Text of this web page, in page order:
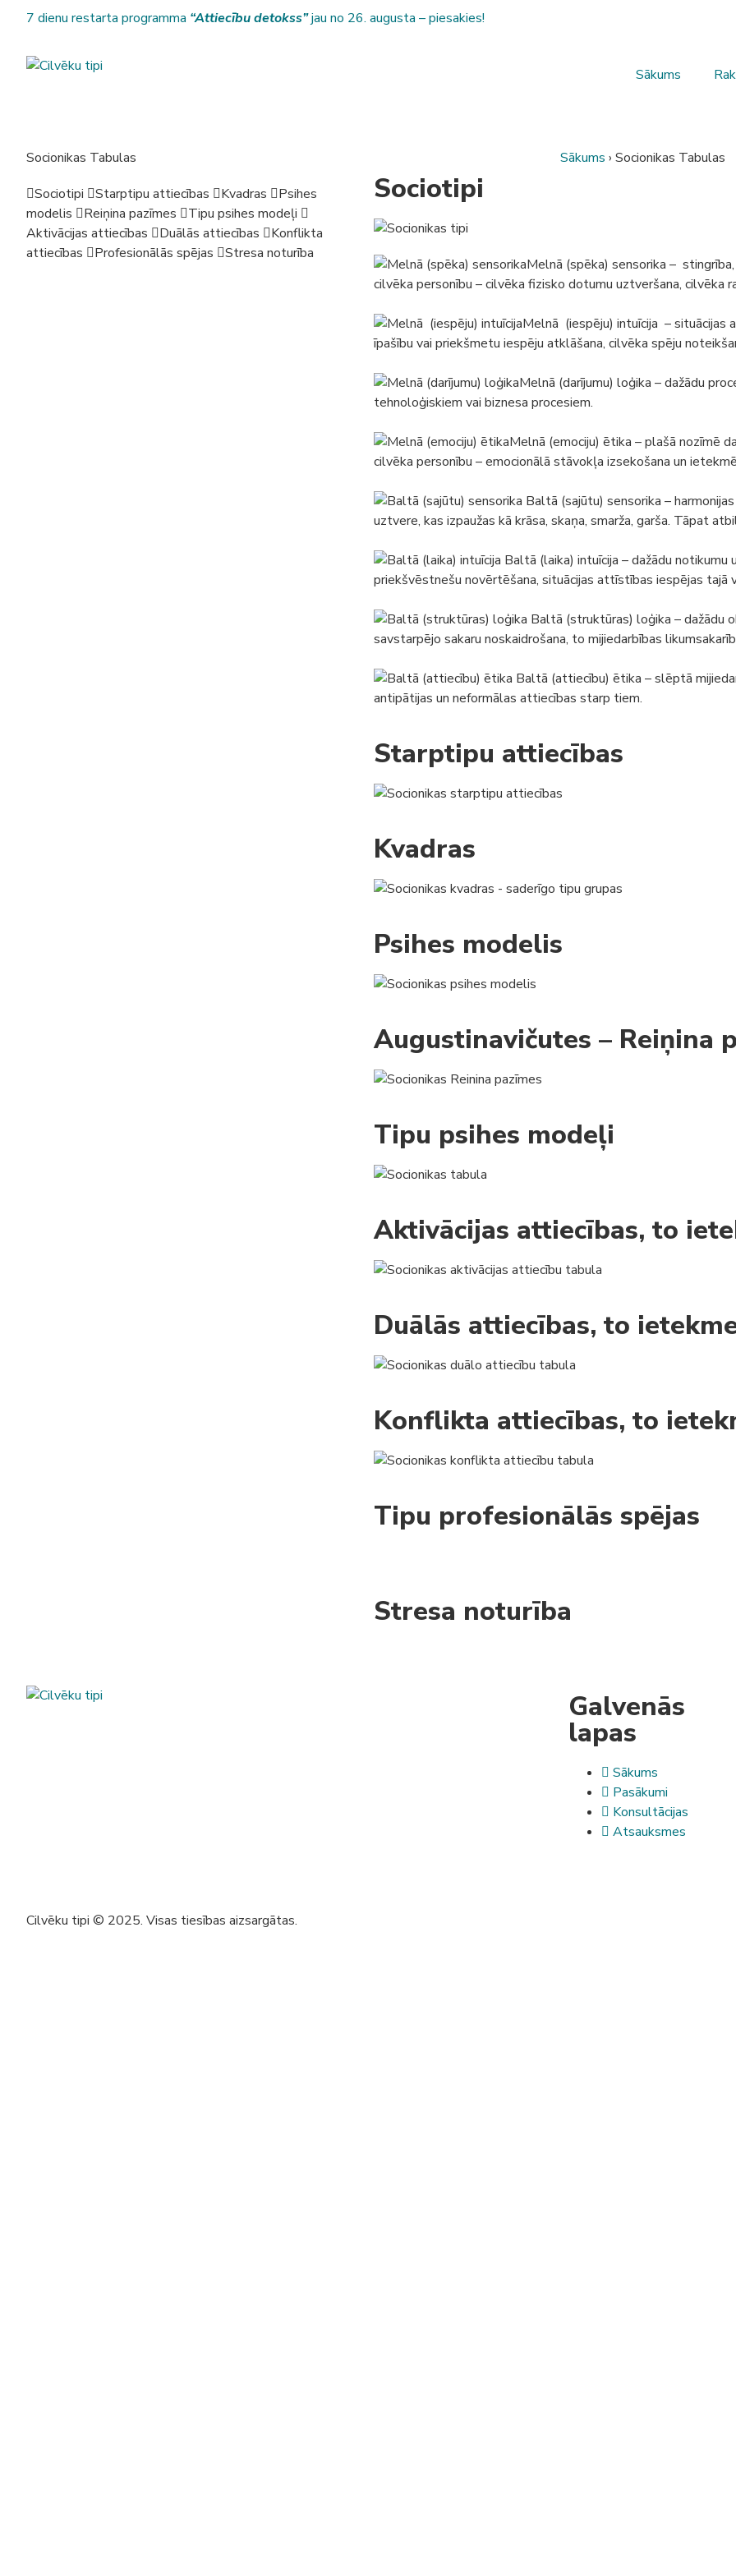
7 dienu restarta programma “Attiecību detokss”jau no 26. augusta – piesakies!
Sākums
Socionikas Tabulas Sākums › Socionikas Tabulas
Sociotipi
Starptipu attiecības Kvadras
Psihes
modelis
Reiņina pazīmes
Tipu psihes modeļi
Aktivācijas attiecības
Duālās attiecības
Konflikta
attiecības
Profesionālās spējas Stresa noturība
Sociotipi
Melnā (spēka) sensorika –
cilvēka personību – cilvēka fizisko dotumu uztveršana, cilvēka
Melnā (iespēju) intuīcija – situācijas
īpašību vai priekšmetu iespēju atklāšana, cilvēka spēju
Melnā (darījumu) loģika – dažādu
tehnoloģiskiem vai biznesa procesiem.
Melnā (emociju) ētika – plašā nozīmē
cilvēka personību – emocionālā stāvokļa izsekošana un
Baltā (sajūtu) sensorika –
uztvere, kas izpaužas kā krāsa, skaņa, smarža, garša. Tāpat
Baltā (laika) intuīcija – dažādu notikumu
priekšvēstnešu novērtēšana, situācijas attīstības iespējas tajā
Baltā (struktūras) loģika – dažādu
savstarpējo sakaru noskaidrošana, to mijiedarbības
Baltā (attiecību) ētika – slēptā
antipātijas un neformālas attiecības starp tiem.
Starptipu attiecības
Kvadras
Psihes modelis
Augustinavičutes – Reiņina
Tipu psihes modeļi
Aktivācijas attiecības, to
Duālās attiecības, to
Konflikta attiecības, to
Tipu profesionālās spējas
Stresa noturība
Galvenās
lapas
Sākums
Pasākumi
Konsultācijas
Atsauksmes
Cilvēku tipi © 2025. Visas tiesības aizsargātas.